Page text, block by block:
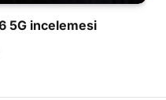
5G incelemesi